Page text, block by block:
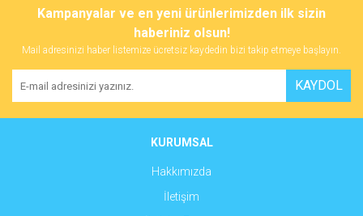
Bu ürüne ilk yorumu siz yapın!
Yorum Yaz
tarafımıza iletebilirsiniz.
Görüş ve önerileriniz için teşekkür ederiz.
Ürün resmi kalitesiz, bozuk veya görüntülenemiyor.
Ürün açıklamasında eksik bilgiler bulunuyor.
Ürün fiyatı diğer sitelerden daha pahalı.
Kampanyalar ve en yeni ürünlerimizden ilk sizin
haberiniz olsun!
Mail adresinizi haber listemize ücretsiz kaydedin bizi takip etmeye başlayın.
KAYDOL
KURUMSAL
Hakkımızda
İletişim